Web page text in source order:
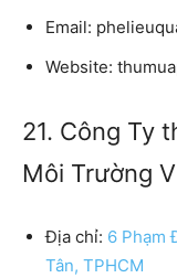
Email:
Website:
21. Công Ty
Môi Trường
Địa chỉ: 6 Phạm
Tân, TPHCM